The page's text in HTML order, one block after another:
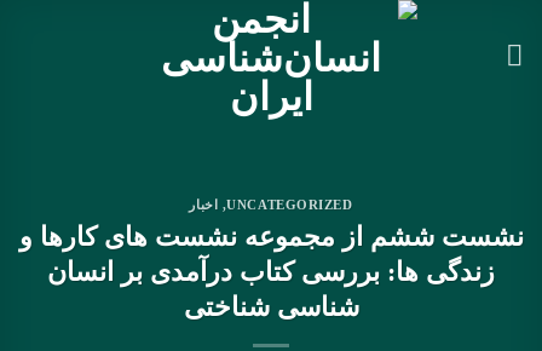
UNCATEGORIZED
, اخبار
نشست ششم از مجموعه نشست های کارها و
زندگی ها: بررسی کتاب درآمدی بر انسان
شناسی شناختی